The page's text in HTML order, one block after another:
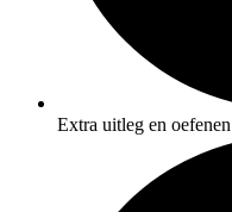
Extra uitleg en